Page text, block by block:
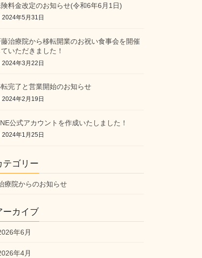
料金改定のお知らせ(令和6年6月1日)
2024年5月31日
藤治療院から移転開業のお祝い食事会を開催
ていただきました！
2024年3月22日
完了と営業開始のお知らせ
2024年2月19日
公式アカウントを作成いたしました！
2024年1月25日
テゴリー
療院からのお知らせ
ーカイブ
年6月
年4月